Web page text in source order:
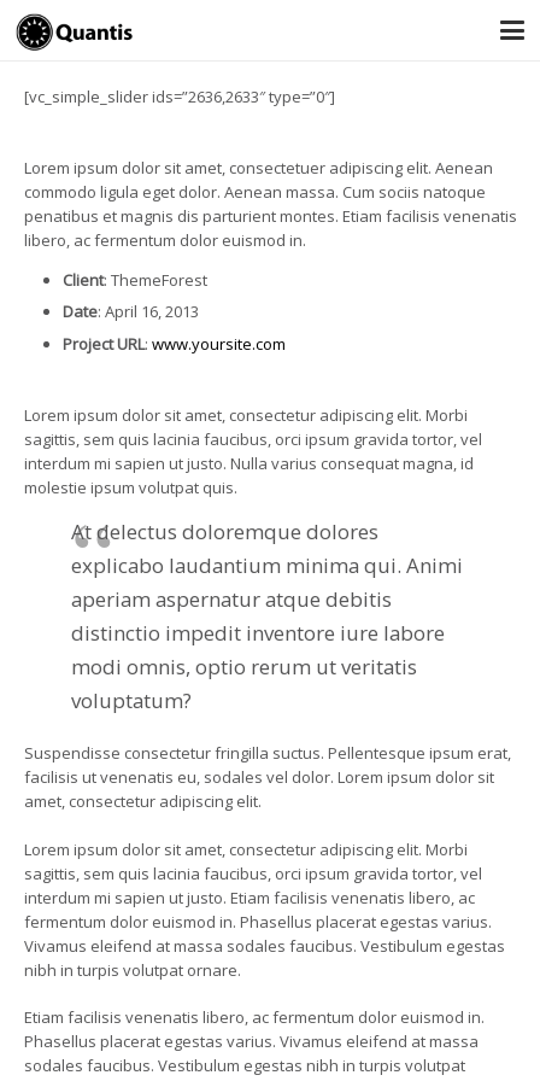
[vc_simple_slider ids=”2636,2633″ type=”0″]
Lorem ipsum dolor sit amet, consectetuer adipiscing elit. Aenean
commodo ligula eget dolor. Aenean massa. Cum sociis natoque
penatibus et magnis dis parturient montes. Etiam facilisis venenatis
libero, ac fermentum dolor euismod in.
Client: ThemeForest
Date: April 16, 2013
Project URL: www.yoursite.com
Lorem ipsum dolor sit amet, consectetur adipiscing elit. Morbi
sagittis, sem quis lacinia faucibus, orci ipsum gravida tortor, vel
interdum mi sapien ut justo. Nulla varius consequat magna, id
molestie ipsum volutpat quis.
At delectus doloremque dolores
explicabo laudantium minima qui. Animi
aperiam aspernatur atque debitis
distinctio impedit inventore iure labore
modi omnis, optio rerum ut veritatis
voluptatum?
Suspendisse consectetur fringilla suctus. Pellentesque ipsum erat,
facilisis ut venenatis eu, sodales vel dolor. Lorem ipsum dolor sit
amet, consectetur adipiscing elit.
Lorem ipsum dolor sit amet, consectetur adipiscing elit. Morbi
sagittis, sem quis lacinia faucibus, orci ipsum gravida tortor, vel
interdum mi sapien ut justo. Etiam facilisis venenatis libero, ac
fermentum dolor euismod in. Phasellus placerat egestas varius.
Vivamus eleifend at massa sodales faucibus. Vestibulum egestas
nibh in turpis volutpat ornare.
Etiam facilisis venenatis libero, ac fermentum dolor euismod in.
Phasellus placerat egestas varius. Vivamus eleifend at massa
sodales faucibus. Vestibulum egestas nibh in turpis volutpat